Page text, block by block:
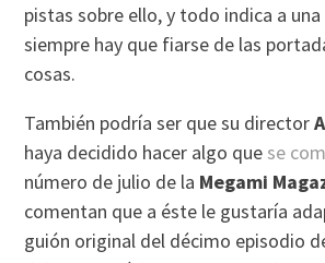
pistas sobre ello, y todo indica a
siempre hay que fiarse de las
cosas.
También podría ser que su director
haya decidido hacer algo que se
número de julio de la Megami
comentan que a éste le gustaría
guión original del décimo episodio